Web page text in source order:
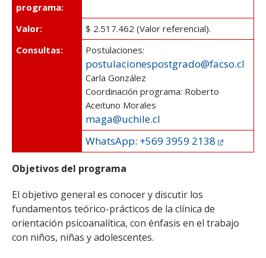
programa:
Valor:
$ 2.517.462 (Valor referencial).
Consultas:
Postulaciones:
postulacionespostgrado@facso.cl
Carla González
Coordinación programa: Roberto
Aceituno Morales
maga@uchile.cl
WhatsApp: +569 3959 2138
Objetivos del programa
El objetivo general es conocer y discutir los
fundamentos teórico-prácticos de la clínica de
orientación psicoanalítica, con énfasis en el trabajo
con niños, niñas y adolescentes.